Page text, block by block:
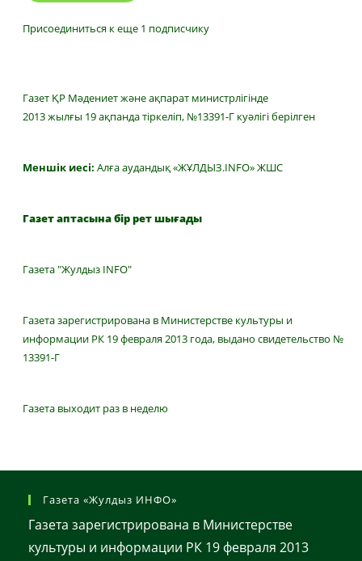
Присоединиться к еще 1 подписчику
Газет ҚР Мәдениет және ақпарат министрлігінде
2013 жылғы 19 ақпанда тіркеліп, №13391-Г куәлігі берілген
Меншік иесі: Алға аудандық «ЖҰЛДЫЗ.INFO» ЖШС
Газет аптасына бір рет шығады
Газета "Жулдыз INFO"
Газета зарегистрирована в Министерстве культуры и
информации РК 19 февраля 2013 года, выдано свидетельство №
13391-Г
Газета выходит раз в неделю
Газета «Жулдыз ИНФО»
Газета зарегистрирована в Министерстве
культуры и информации РК 19 февраля 2013